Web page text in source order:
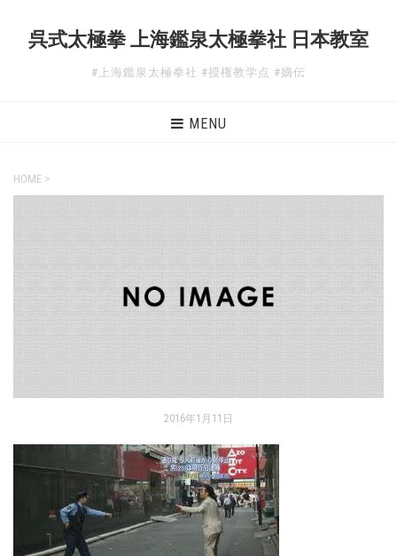
呉式太極拳 上海鑑泉太極拳社 日本教室
#上海鑑泉太極拳社 #授権教学点 #嫡伝
MENU
HOME >
2016年1月11日